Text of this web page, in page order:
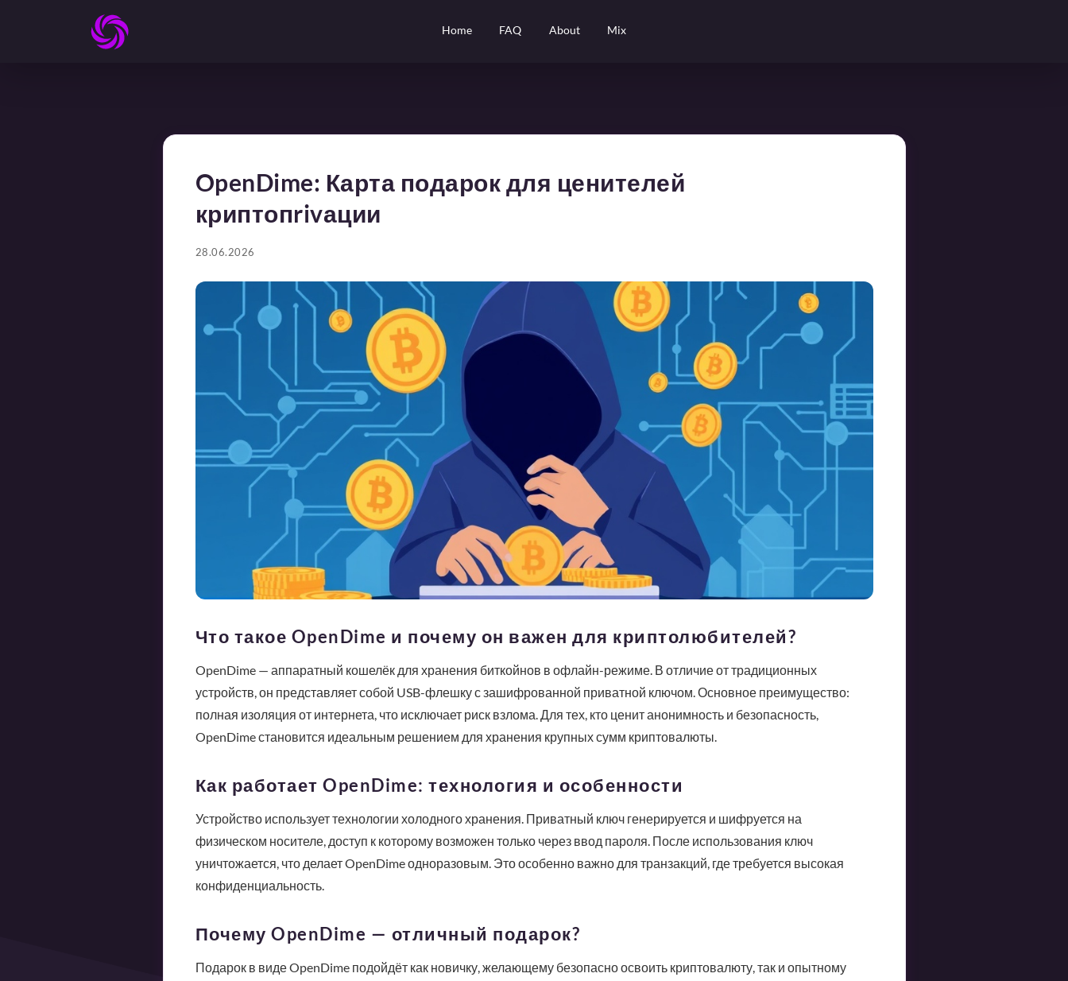
Home FAQ About Mix
OpenDime: Карта подарок для ценителей
криптопrivации
28.06.2026
Что такое OpenDime и почему он важен для криптолюбителей?
OpenDime — аппаратный кошелёк для хранения биткойнов в офлайн-режиме. В отличие от традиционных
устройств, он представляет собой USB-флешку с зашифрованной приватной ключом. Основное преимущество:
полная изоляция от интернета, что исключает риск взлома. Для тех, кто ценит анонимность и безопасность,
OpenDime становится идеальным решением для хранения крупных сумм криптовалюты.
Как работает OpenDime: технология и особенности
Устройство использует технологии холодного хранения. Приватный ключ генерируется и шифруется на
физическом носителе, доступ к которому возможен только через ввод пароля. После использования ключ
уничтожается, что делает OpenDime одноразовым. Это особенно важно для транзакций, где требуется высокая
конфиденциальность.
Почему OpenDime — отличный подарок?
Подарок в виде OpenDime подойдёт как новичку, желающему безопасно освоить криптовалюту, так и опытному